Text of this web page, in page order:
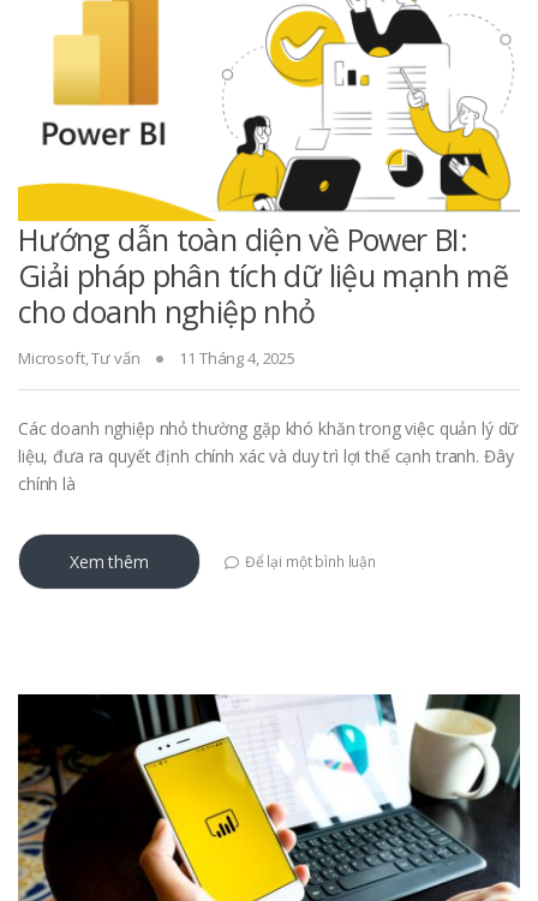
Hướng dẫn toàn diện về Power BI:
Giải pháp phân tích dữ liệu mạnh mẽ
cho doanh nghiệp nhỏ
Microsoft,Tư vấn 11 Tháng 4, 2025
Các doanh nghiệp nhỏ thường gặp khó khăn trong việc quản lý dữ
liệu, đưa ra quyết định chính xác và duy trì lợi thế cạnh tranh. Đây
chính là
Xem thêm Để lại một bình luận